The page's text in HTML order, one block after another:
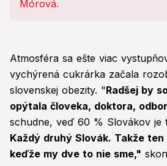
Atmosféra sa ešte viac
vychýrená cukrárka začala
slovenskej obezity. "Radšej by
opýtala človeka, doktora,
schudne, veď 60 % Slovákov je
Každý druhý Slovák. Takže
keďže my dve to nie sme,"